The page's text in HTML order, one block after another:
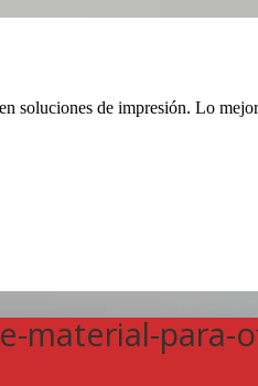
soluciones de impresión. Lo
material-para-